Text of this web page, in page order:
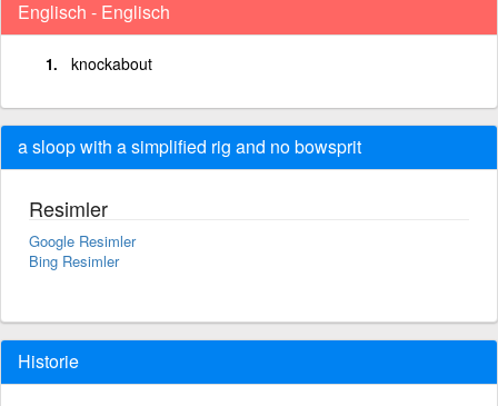
Englisch - Englisch
knockabout
a sloop with a simplified rig and no bowsprit
Resimler
Google Resimler
Bing Resimler
Historie